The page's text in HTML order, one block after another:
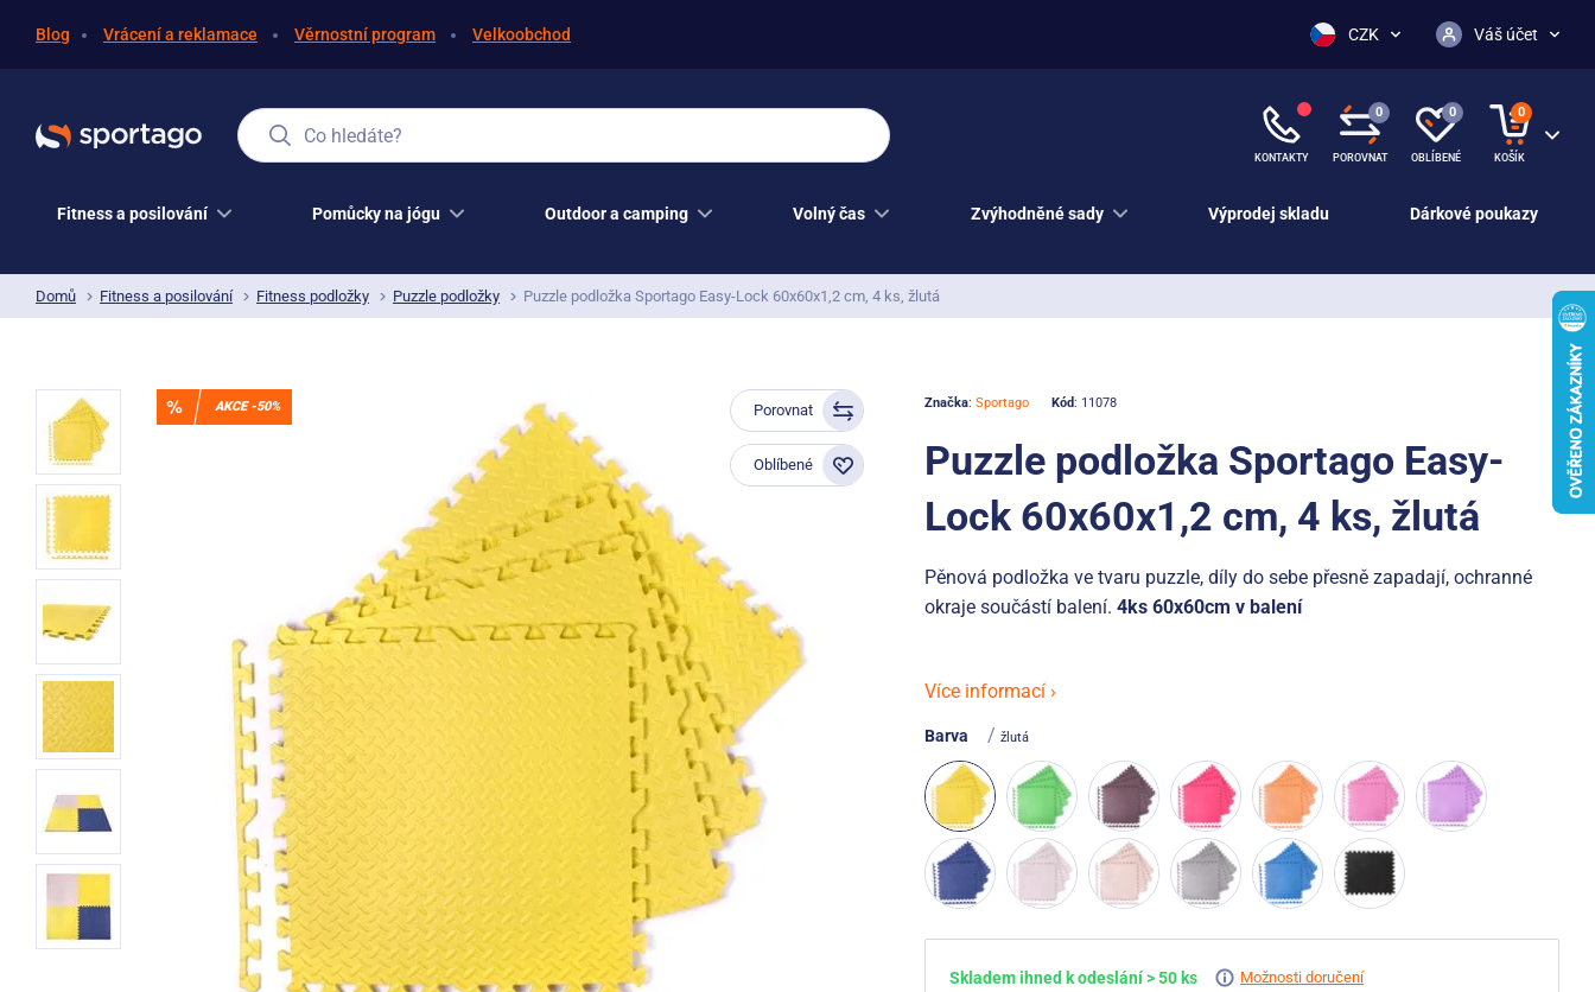
Blog Vrácení a reklamace Věrnostní program Velkoobchod CZK Váš účet
KONTAKTY
0
POROVNAT
0
OBLÍBENÉ
0
KOŠÍK
Co hledáte?
Fitness a posilování Pomůcky na jógu Outdoor a camping Volný čas Zvýhodněné sady Výprodej skladu Dárkové poukazy
Domů Fitness a posilování Fitness podložky Puzzle podložky Puzzle podložka Sportago Easy-Lock 60x60x1,2 cm, 4 ks, žlutá
Značka: Sportago Kód: 11078
Puzzle podložka Sportago Easy-
Lock 60x60x1,2 cm, 4 ks, žlutá
Pěnová podložka ve tvaru puzzle, díly do sebe přesně zapadají, ochranné
okraje součástí balení. 4ks 60x60cm v balení
Více informací ›
Barva / žlutá
Skladem ihned k odeslání > 50 ks
Možnosti doručení
AKCE -50% Porovnat
Oblíbené